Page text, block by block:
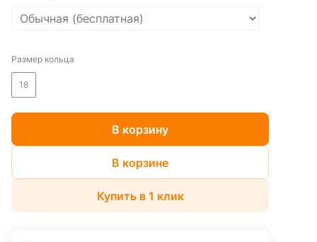
Размер кольца
18
В корзину
В корзине
Купить в 1 клик